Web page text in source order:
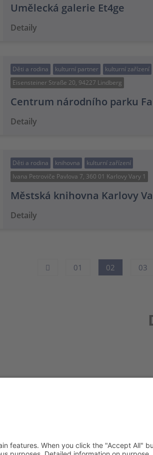
Umělecká galerie Et4ge
Detaily
Děti a rodina kulturní partner kulturní zařízení
Eisensteiner Straße 20, 94227 Lindberg
Centrum národního parku
Detaily
Děti a rodina knihovna
kulturní zařízení
Ivana Petroviče Pavlova 7, 360 01 Karlovy Vary 1
Městská knihovna Karlovy
Detaily
01 02 03